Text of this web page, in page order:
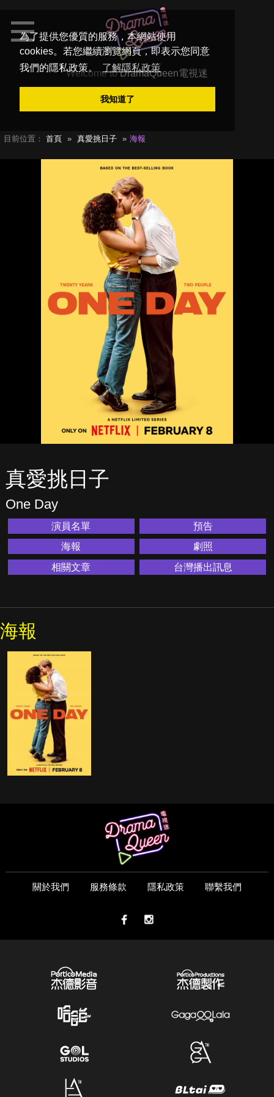
為了提供您優質的服務，本網站使用
cookies。若您繼續瀏覽網頁，即表示您同意
我們的隱私政策。
了解隱私政策
我知道了
Welcome toDramaQueen電視迷
目前位置： 首頁 真愛挑日子 海報
真愛挑日子
One Day
演員名單
預告
海報
劇照
相關文章
台灣播出訊息
海報
關於我們 服務條款 隱私政策 聯繫我們